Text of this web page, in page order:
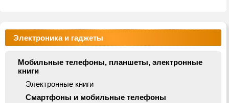
Электроника и гаджеты
Мобильные телефоны, планшеты, электронные
книги
Электронные книги
Смартфоны и мобильные телефоны